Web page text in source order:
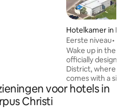
Hotelkamer in
Eerste niveau•
festivalterrein+
Wake up in the
officially
District, where
comes with a
This thoughtfully
voor hotels in
Christi